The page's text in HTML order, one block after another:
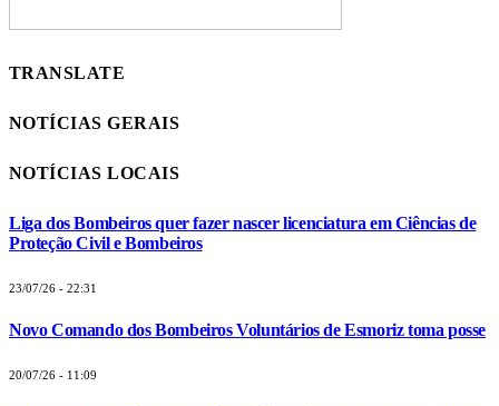
TRANSLATE
NOTÍCIAS GERAIS
NOTÍCIAS LOCAIS
Liga dos Bombeiros quer fazer nascer licenciatura em Ciências de
Proteção Civil e Bombeiros
23/07/26 - 22:31
Novo Comando dos Bombeiros Voluntários de Esmoriz toma posse
20/07/26 - 11:09